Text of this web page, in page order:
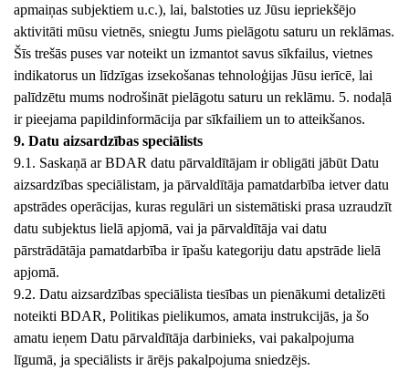
apmaiņas subjektiem u.c.), lai, balstoties uz Jūsu iepriekšējo
aktivitāti mūsu vietnēs, sniegtu Jums pielāgotu saturu un reklāmas.
Šīs trešās puses var noteikt un izmantot savus sīkfailus, vietnes
indikatorus un līdzīgas izsekošanas tehnoloģijas Jūsu ierīcē, lai
palīdzētu mums nodrošināt pielāgotu saturu un reklāmu. 5. nodaļā
ir pieejama papildinformācija par sīkfailiem un to atteikšanos.
9. Datu aizsardzības speciālists
9.1. Saskaņā ar BDAR datu pārvaldītājam ir obligāti jābūt Datu
aizsardzības speciālistam, ja pārvaldītāja pamatdarbība ietver datu
apstrādes operācijas, kuras regulāri un sistemātiski prasa uzraudzīt
datu subjektus lielā apjomā, vai ja pārvaldītāja vai datu
pārstrādātāja pamatdarbība ir īpašu kategoriju datu apstrāde lielā
apjomā.
9.2. Datu aizsardzības speciālista tiesības un pienākumi detalizēti
noteikti BDAR, Politikas pielikumos, amata instrukcijās, ja šo
amatu ieņem Datu pārvaldītāja darbinieks, vai pakalpojuma
līgumā, ja speciālists ir ārējs pakalpojuma sniedzējs.